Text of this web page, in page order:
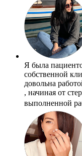
Я была
собственной
довольна
, начиная от
выполненной